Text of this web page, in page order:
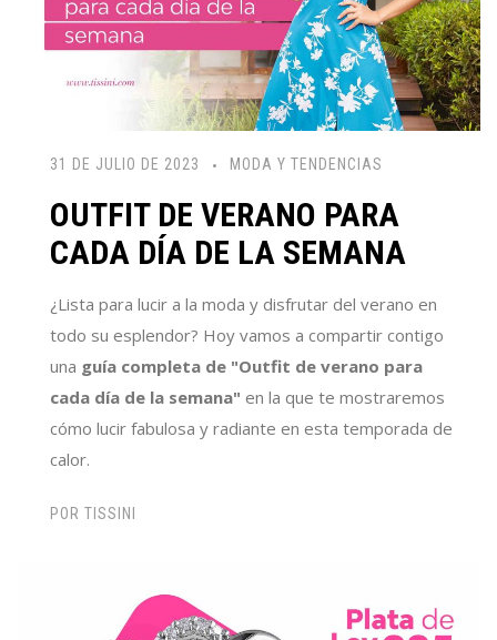
31 DE JULIO DE 2023 MODA Y TENDENCIAS
OUTFIT DE VERANO PARA
CADA DÍA DE LA SEMANA
¿Lista para lucir a la moda y disfrutar del verano en
todo su esplendor? Hoy vamos a compartir contigo
una guía completa de "Outfit de verano para
cada día de la semana" en la que te mostraremos
cómo lucir fabulosa y radiante en esta temporada de
calor.
POR TISSINI